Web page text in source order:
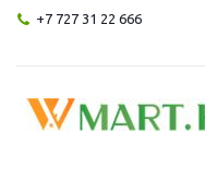
+7 727 31 22 666